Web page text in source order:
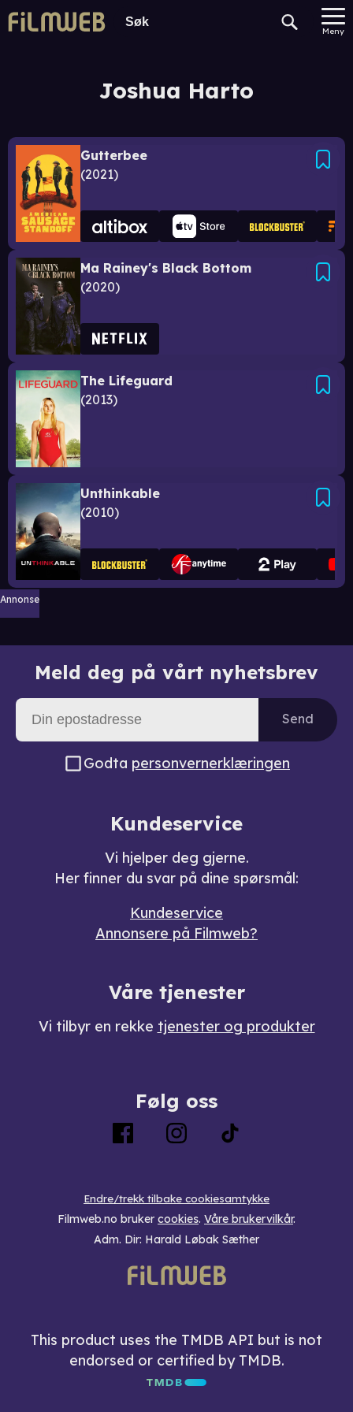
Meny
Joshua Harto
Gutterbee
2021
Ma Rainey's Black Bottom
2020
The Lifeguard
2013
Unthinkable
2010
Annonse
Meld deg på vårt nyhetsbrev
Send
Godta personvernerklæringen
Kundeservice
Vi hjelper deg gjerne.
Her finner du svar på dine spørsmål:
Kundeservice
Annonsere på Filmweb?
Våre tjenester
Vi tilbyr en rekke tjenester og produkter
Følg oss
Endre/trekk tilbake cookiesamtykke
Filmweb.no bruker cookies. Våre brukervilkår.
Adm. Dir: Harald Løbak Sæther
This product uses the TMDB API but is not
endorsed or certified by TMDB.